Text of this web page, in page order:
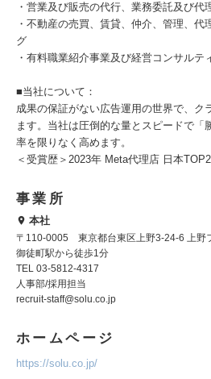
・営業及び販売の代行、業務委託及び代
・不動産の売買、賃貸、仲介、管理、代
グ
・有料職業紹介事業及び経営コンサルテ
■当社について：
成果の保証がない広告運用の世界で、ク
ます。当社は圧倒的な量とスピードで「
率を限りなく高めます。
＜受賞歴＞2023年 Meta代理店 日本
事業所
本社
〒110-0005 東京都台東区上野3-24-6 上野
御徒町駅から徒歩1分
TEL 03-5812-4317
人事部/採用担当
recruit-staff@solu.co.jp
ホームページ
https://solu.co.jp/